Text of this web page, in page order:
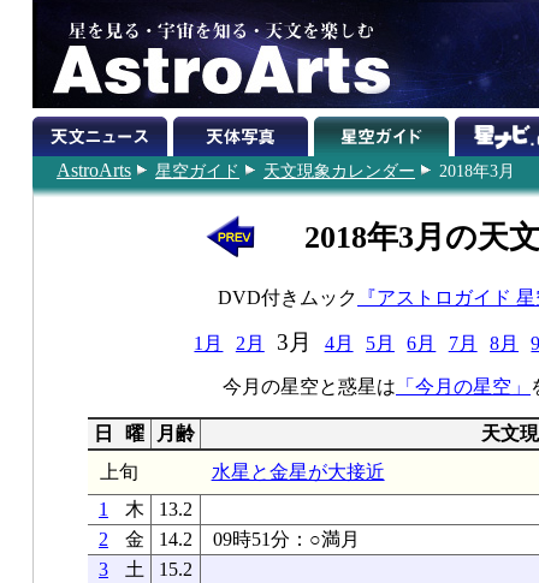
AstroArts 星空ガイド 天文現象カレンダー 2018年3月
2018年3月の天
DVD付きムック 『アストロガイド
1月 2月 3月 4月 5月 6月 7月 8月
今月の星空と惑星は 「今月の星空」
日 曜 月齢
天文
上旬
水星と金星が大接近
1
木
13.2
2
金 14.2
09時51分：○満月
3
土
15.2